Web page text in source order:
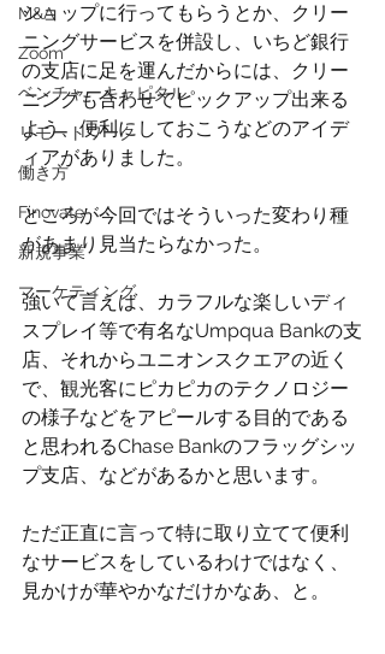
M&A
Zoom
ベンチャーキャピタル
リモートワーク
働き方
Finovate
新規事業
マーケティング
ショップに行ってもらうとか、クリー
ニングサービスを併設し、いちど銀行
の支店に足を運んだからには、クリー
ニングも合わせてピックアップ出来る
よう、便利にしておこうなどのアイデ
ィアがありました。
ところが今回ではそういった変わり種
があまり見当たらなかった。
強いて言えば、カラフルな楽しいディ
スプレイ等で有名なUmpqua Bankの支
店、それからユニオンスクエアの近く
で、観光客にピカピカのテクノロジー
の様子などをアピールする目的である
と思われるChase Bankのフラッグシッ
プ支店、などがあるかと思います。
ただ正直に言って特に取り立てて便利
なサービスをしているわけではなく、
見かけが華やかなだけかなあ、と。